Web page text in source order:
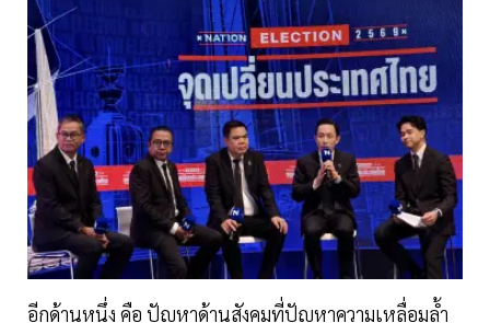
อีกด้านหนึ่ง คือ ปัญหาด้านสังคมที่ปัญหาความเหลื่อมล้ำ